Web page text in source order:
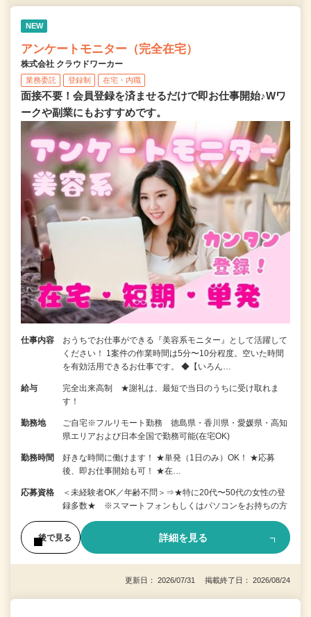
NEW
アンケートモニター（完全在宅）
株式会社 クラウドワーカー
業務委託 登録制 在宅・内職
面接不要！会員登録を済ませるだけで即お仕事開始♪Wワ
ークや副業にもおすすめです。
仕事内容
おうちでお仕事ができる『美容系モニター』として活躍して
ください！ 1案件の作業時間は5分〜10分程度。空いた時間
を有効活用できるお仕事です。 ◆【いろん…
給与
完全出来高制 ★謝礼は、最短で当日のうちに受け取れま
す！
勤務地
ご自宅※フルリモート勤務 徳島県・香川県・愛媛県・高知
県エリアおよび日本全国で勤務可能(在宅OK)
勤務時間
好きな時間に働けます！ ★単発（1日のみ）OK！ ★応募
後、即お仕事開始も可！ ★在…
応募資格
＜未経験者OK／年齢不問＞⇒★特に20代〜50代の女性の登
録多数★ ※スマートフォンもしくはパソコンをお持ちの方
後で見る 詳細を見る
更新日： 2026/07/31 掲載終了日： 2026/08/24